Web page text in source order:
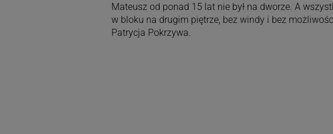
Mateusz od ponad 15 lat nie był na dworze. A
w bloku na drugim piętrze, bez windy i bez
Patrycja Pokrzywa.